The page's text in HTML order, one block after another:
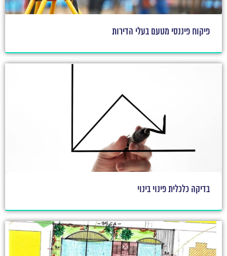
פיקוח פיננסי מטעם בעלי הדירות
בדיקה כלכלית פינוי בינוי